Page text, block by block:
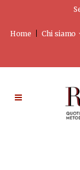
Home Chi siamo